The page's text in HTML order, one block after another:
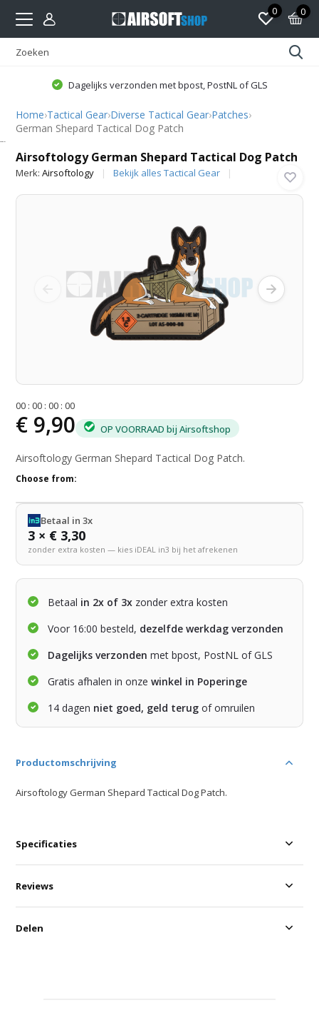
0 0
Dagelijks verzonden met bpost, PostNL of GLS
Home›Tactical Gear›Diverse Tactical Gear›Patches›
German Shepard Tactical Dog Patch
Airsoftology German Shepard Tactical Dog Patch
Merk:Airsoftology Bekijk alles Tactical Gear
00 :00 :00 :00
€ 9,90 OP VOORRAAD bij Airsoftshop
Airsoftology German Shepard Tactical Dog Patch.
Choose from:
Betaal in 3x
3 × € 3,30
zonder extra kosten — kies iDEAL in3 bij het afrekenen
Betaal in 2x of 3x zonder extra kosten
Voor 16:00 besteld, dezelfde werkdag verzonden
Dagelijks verzonden met bpost, PostNL of GLS
Gratis afhalen in onzewinkel in Poperinge
14 dagen niet goed, geld terug of omruilen
Productomschrijving
Airsoftology German Shepard Tactical Dog Patch.
Specificaties
Reviews
Delen